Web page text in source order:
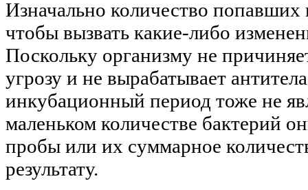
Изначально количество
чтобы вызвать какие-либо
Поскольку организму не
угрозу и не вырабатывает
инкубационный период тоже не
маленьком количестве бактерий
пробы или их суммарное
результату.